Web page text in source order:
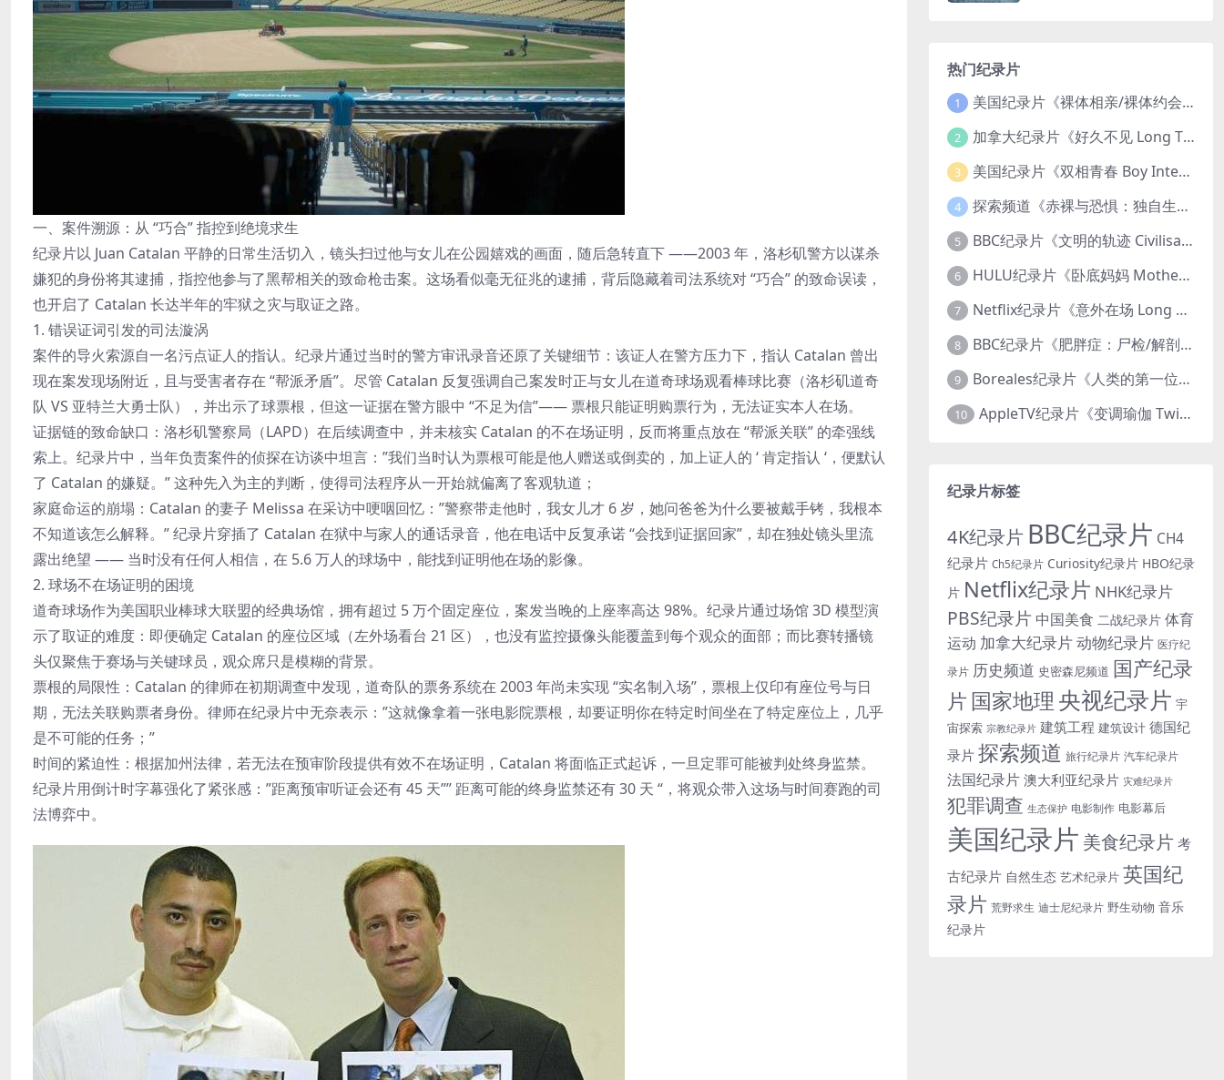
一、案件溯源：从 “巧合” 指控到绝境求生
纪录片以 Juan Catalan 平静的日常生活切入，镜头扫过他与女儿在公园嬉戏的画面，随后急转直下 ——2003 年，洛杉矶警方以谋杀
嫌犯的身份将其逮捕，指控他参与了黑帮相关的致命枪击案。这场看似毫无征兆的逮捕，背后隐藏着司法系统对 “巧合” 的致命误读，
也开启了 Catalan 长达半年的牢狱之灾与取证之路。
1. 错误证词引发的司法漩涡
案件的导火索源自一名污点证人的指认。纪录片通过当时的警方审讯录音还原了关键细节：该证人在警方压力下，指认 Catalan 曾出
现在案发现场附近，且与受害者存在 “帮派矛盾”。尽管 Catalan 反复强调自己案发时正与女儿在道奇球场观看棒球比赛（洛杉矶道奇
队 VS 亚特兰大勇士队），并出示了球票根，但这一证据在警方眼中 “不足为信”—— 票根只能证明购票行为，无法证实本人在场。
证据链的致命缺口：洛杉矶警察局（LAPD）在后续调查中，并未核实 Catalan 的不在场证明，反而将重点放在 “帮派关联” 的牵强线
索上。纪录片中，当年负责案件的侦探在访谈中坦言：”我们当时认为票根可能是他人赠送或倒卖的，加上证人的 ‘ 肯定指认 ‘，便默认
了 Catalan 的嫌疑。” 这种先入为主的判断，使得司法程序从一开始就偏离了客观轨道；
家庭命运的崩塌：Catalan 的妻子 Melissa 在采访中哽咽回忆：”警察带走他时，我女儿才 6 岁，她问爸爸为什么要被戴手铐，我根本
不知道该怎么解释。” 纪录片穿插了 Catalan 在狱中与家人的通话录音，他在电话中反复承诺 “会找到证据回家”，却在独处镜头里流
露出绝望 —— 当时没有任何人相信，在 5.6 万人的球场中，能找到证明他在场的影像。
2. 球场不在场证明的困境
道奇球场作为美国职业棒球大联盟的经典场馆，拥有超过 5 万个固定座位，案发当晚的上座率高达 98%。纪录片通过场馆 3D 模型演
示了取证的难度：即便确定 Catalan 的座位区域（左外场看台 21 区），也没有监控摄像头能覆盖到每个观众的面部；而比赛转播镜
头仅聚焦于赛场与关键球员，观众席只是模糊的背景。
票根的局限性：Catalan 的律师在初期调查中发现，道奇队的票务系统在 2003 年尚未实现 “实名制入场”，票根上仅印有座位号与日
期，无法关联购票者身份。律师在纪录片中无奈表示：”这就像拿着一张电影院票根，却要证明你在特定时间坐在了特定座位上，几乎
是不可能的任务；”
时间的紧迫性：根据加州法律，若无法在预审阶段提供有效不在场证明，Catalan 将面临正式起诉，一旦定罪可能被判处终身监禁。
纪录片用倒计时字幕强化了紧张感：”距离预审听证会还有 45 天”” 距离可能的终身监禁还有 30 天 “，将观众带入这场与时间赛跑的司
法博弈中。
热门纪录片
1 美国纪录片《裸体相亲/裸体约会 Dating Naked 2014-2016》第1-3季全33集 英语中英双字 无水印纯净版 1080P/MKV/85.6G 裸体相亲真人秀
2 加拿大纪录片《好久不见 Long Time Comin 1993》英语中英双字 官方纯净版 1080P/MKV/1G 女同性艺术家
3 美国纪录片《双相青春 Boy Interrupted 2009》英语中英双字 官方纯净版 1080P/MKV/1.43G 青少年躁郁症
4 探索频道《赤裸与恐惧：独自生存/赤裸荒野求生 Naked and Afraid: Solo 2023》第一季全8集 英语中英双字 官方纯净版 高码1080P/MKV/45.4G
5 BBC纪录片《文明的轨迹 Civilisations 1969》全13集 英语中英双字 高清收藏版 1080P/MKV/64.1G 西方艺术史话
6 HULU纪录片《卧底妈妈 Mother Undercover 2023》全4集 英语中英双字 官方纯净版 1080P/MKV/7.6G 拯救孩子
7 Netflix纪录片《意外在场 Long Shot 2017》英语中字 720P/NKV/1.06GB 美国谋杀误判案件
8 BBC纪录片《肥胖症：尸检/解剖肥胖 Obesity: The Post Mortem 2016》英语中英双字 无水印纯净版 1080P/MKV/1.03G
9 Boreales纪录片《人类的第一位动物朋友：人类和狗的神奇故事 Man’s First Friend 2018》英语中英双字 1080P/MP4/1.8G 狗的神奇故事
10 AppleTV纪录片《变调瑜伽 Twisted Yoga 2026》全3集 英语中英双字 无水印纯净版 1080P/MKV/10G 瑜伽大师背后的真相
纪录片标签
4K纪录片 BBC纪录片 CH4
纪录片 Ch5纪录片 Curiosity纪录片 HBO纪录
片 Netflix纪录片 NHK纪录片
PBS纪录片 中国美食 二战纪录片 体育
运动 加拿大纪录片动物纪录片 医疗纪
录片 历史频道 史密森尼频道 国产纪录
片 国家地理 央视纪录片 宇
宙探索 宗教纪录片 建筑工程 建筑设计 德国纪
录片 探索频道 旅行纪录片 汽车纪录片
法国纪录片 澳大利亚纪录片 灾难纪录片
犯罪调查 生态保护 电影制作 电影幕后
美国纪录片 美食纪录片考
古纪录片 自然生态 艺术纪录片 英国纪
录片 荒野求生 迪士尼纪录片 野生动物 音乐
纪录片